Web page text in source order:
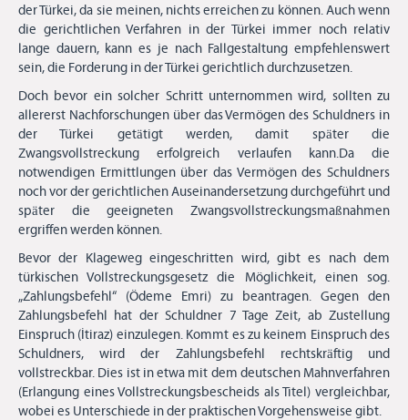
der Türkei, da sie meinen, nichts erreichen zu können. Auch wenn
die gerichtlichen Verfahren in der Türkei immer noch relativ
lange dauern, kann es je nach Fallgestaltung empfehlenswert
sein, die Forderung in der Türkei gerichtlich durchzusetzen.
Doch bevor ein solcher Schritt unternommen wird, sollten zu
allererst Nachforschungen über das Vermögen des Schuldners in
der Türkei getätigt werden, damit später die
Zwangsvollstreckung erfolgreich verlaufen kann.Da die
notwendigen Ermittlungen über das Vermögen des Schuldners
noch vor der gerichtlichen Auseinandersetzung durchgeführt und
später die geeigneten Zwangsvollstreckungsmaßnahmen
ergriffen werden können.
Bevor der Klageweg eingeschritten wird, gibt es nach dem
türkischen Vollstreckungsgesetz die Möglichkeit, einen sog.
„Zahlungsbefehl“ (Ödeme Emri) zu beantragen. Gegen den
Zahlungsbefehl hat der Schuldner 7 Tage Zeit, ab Zustellung
Einspruch (İtiraz) einzulegen. Kommt es zu keinem Einspruch des
Schuldners, wird der Zahlungsbefehl rechtskräftig und
vollstreckbar. Dies ist in etwa mit dem deutschen Mahnverfahren
(Erlangung eines Vollstreckungsbescheids als Titel) vergleichbar,
wobei es Unterschiede in der praktischen Vorgehensweise gibt.